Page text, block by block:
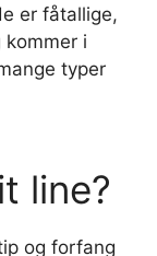
er fåtallige,
i
typer
line?
og forfang